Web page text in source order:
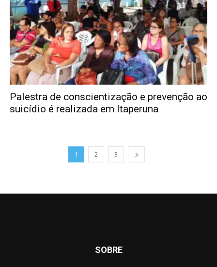
Palestra de conscientização e prevenção ao
suicídio é realizada em Itaperuna
1 2 3
SOBRE